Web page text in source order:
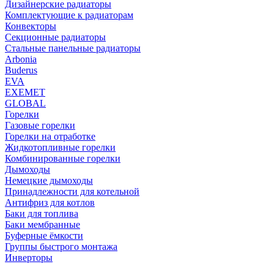
Дизайнерские радиаторы
Комплектующие к радиаторам
Конвекторы
Секционные радиаторы
Стальные панельные радиаторы
Arbonia
Buderus
EVA
EXEMET
GLOBAL
Горелки
Газовые горелки
Горелки на отработке
Жидкотопливные горелки
Комбинированные горелки
Дымоходы
Немецкие дымоходы
Принадлежности для котельной
Антифриз для котлов
Баки для топлива
Баки мембранные
Буферные ёмкости
Группы быстрого монтажа
Инверторы